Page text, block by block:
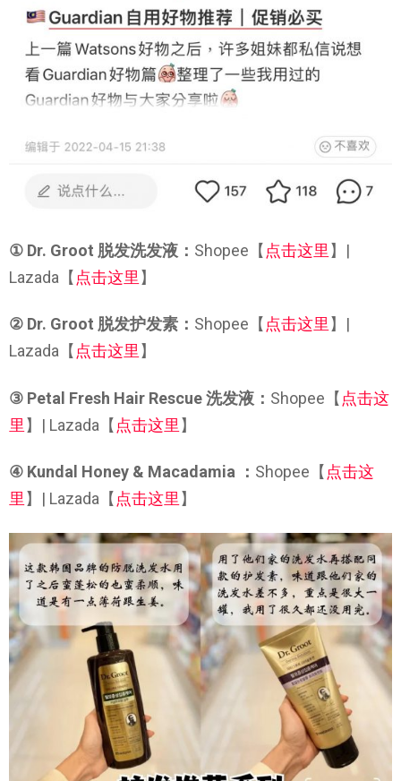
① Dr. Groot 脱发洗发液： Shopee【 点击这里 】|
Lazada【 点击这里 】
② Dr. Groot 脱发护发素： Shopee【 点击这里 】|
Lazada【 点击这里 】
③ Petal Fresh Hair Rescue 洗发液： Shopee【 点击这
里 】| Lazada【 点击这里 】
④ Kundal Honey & Macadamia ： Shopee【 点击这
里 】| Lazada【 点击这里 】